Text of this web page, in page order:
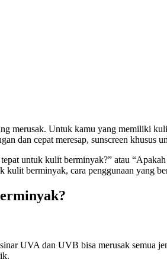
merusak. Untuk kamu yang memiliki
dan cepat meresap, sunscreen
untuk kulit berminyak?” atau
berminyak, cara penggunaan yang
UVA dan UVB bisa merusak semua